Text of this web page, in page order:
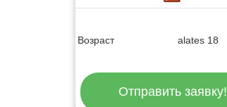
Возраст alates 18
Отправить заявку!